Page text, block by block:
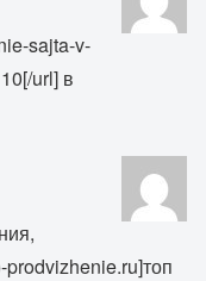
sajta-v-
url] в